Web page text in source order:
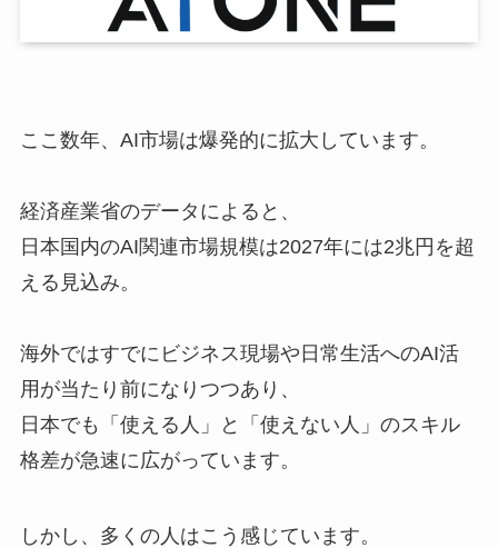
ここ数年、AI市場は爆発的に拡大しています。
経済産業省のデータによると、
日本国内のAI関連市場規模は2027年には2兆円を超
える見込み。
海外ではすでにビジネス現場や日常生活へのAI活
用が当たり前になりつつあり、
日本でも「使える人」と「使えない人」のスキル
格差が急速に広がっています。
しかし、多くの人はこう感じています。